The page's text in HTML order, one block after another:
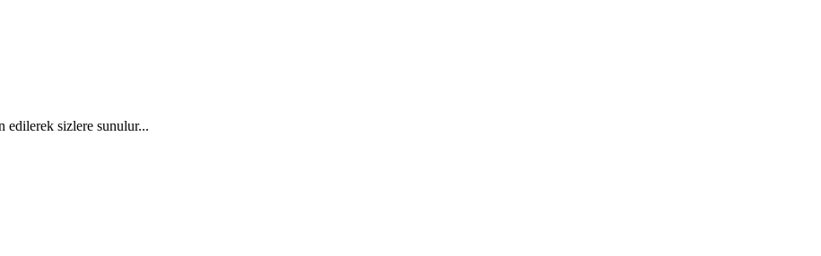
edilerek sizlere sunulur...